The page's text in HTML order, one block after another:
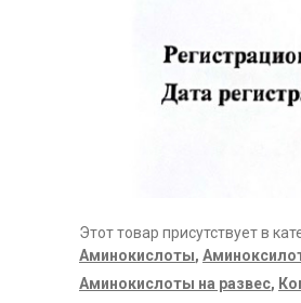
Этот товар присутствует в
Аминокислоты,
Аминокислоты на развес,